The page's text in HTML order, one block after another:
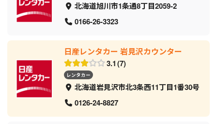
北海道旭川市1条通8丁目2059‐2
0166-26-3323
日産レンタカー 岩見沢カウンター
3.1 7
レンタカー
北海道岩見沢市北3条西11丁目1番30号
0126-24-8827